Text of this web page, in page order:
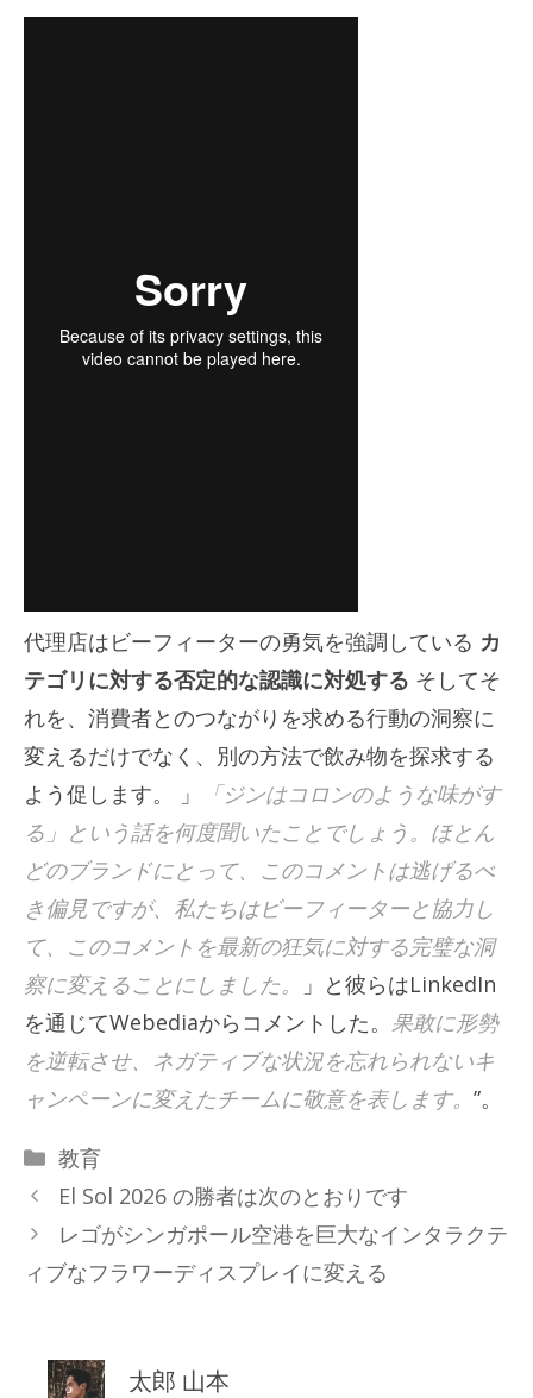
代理店はビーフィーターの勇気を強調している カ
テゴリに対する否定的な認識に対処する そしてそ
れを、消費者とのつながりを求める行動の洞察に
変えるだけでなく、別の方法で飲み物を探求する
よう促します。 」
「ジンはコロンのような味がす
る」という話を何度聞いたことでしょう。ほとん
どのブランドにとって、このコメントは逃げるべ
き偏見ですが、私たちはビーフィーターと協力し
て、このコメントを最新の狂気に対する完璧な洞
察に変えることにしました。
」と彼らはLinkedIn
を通じてWebediaからコメントした。 果敢に形勢
を逆転させ、ネガティブな状況を忘れられないキ
ャンペーンに変えたチームに敬意を表します。 ”。
カ
テ
リ
ー
教育
El Sol 2026 の勝者は次のとおりです
レゴがシンガポール空港を巨大なインタラクテ
ィブなフラワーディスプレイに変える
太郎 山本